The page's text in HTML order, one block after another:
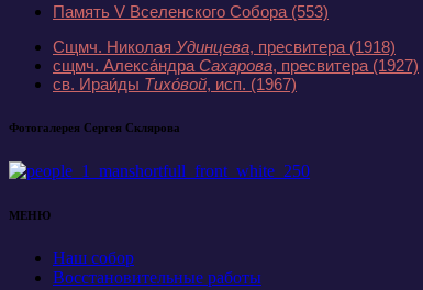
Память V Вселенского Собора (553)
Сщмч. Николая Удинцева, пресвитера (1918)
сщмч. Алекса́ндра Сахарова, пресвитера (1927)
св. Ираи́ды Тихо́вой, исп. (1967)
Фотогалерея Сергея Склярова
МЕНЮ
Наш собор
Восстановительные работы